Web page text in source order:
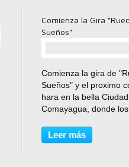
Comienza la Gira
Sueños"
Comienza la gira de
Sueños" y el proximo
hara en la bella
Comayagua, donde
discografica se haran
deleitar al publico que
Leer más